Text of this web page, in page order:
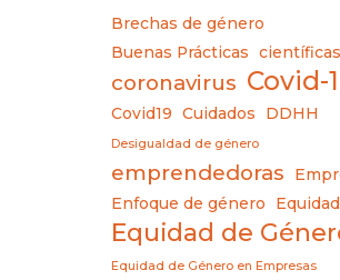
Brechas de género
Buenas Prácticas
científicas
coronavirus Covid-
Covid19 Cuidados DDHH
Desigualdad de género
emprendedoras
Enfoque de género
Equidad
Equidad de
Equidad de Género en Empresas